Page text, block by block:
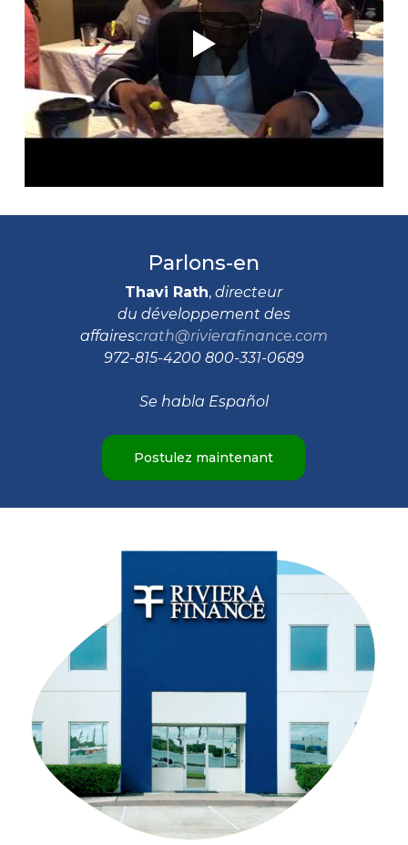
Parlons-en
Thavi Rath,directeur
du développement des
affairescrath@rivierafinance.com
972-815-4200 800-331-0689
Se habla Español
Postulez maintenant